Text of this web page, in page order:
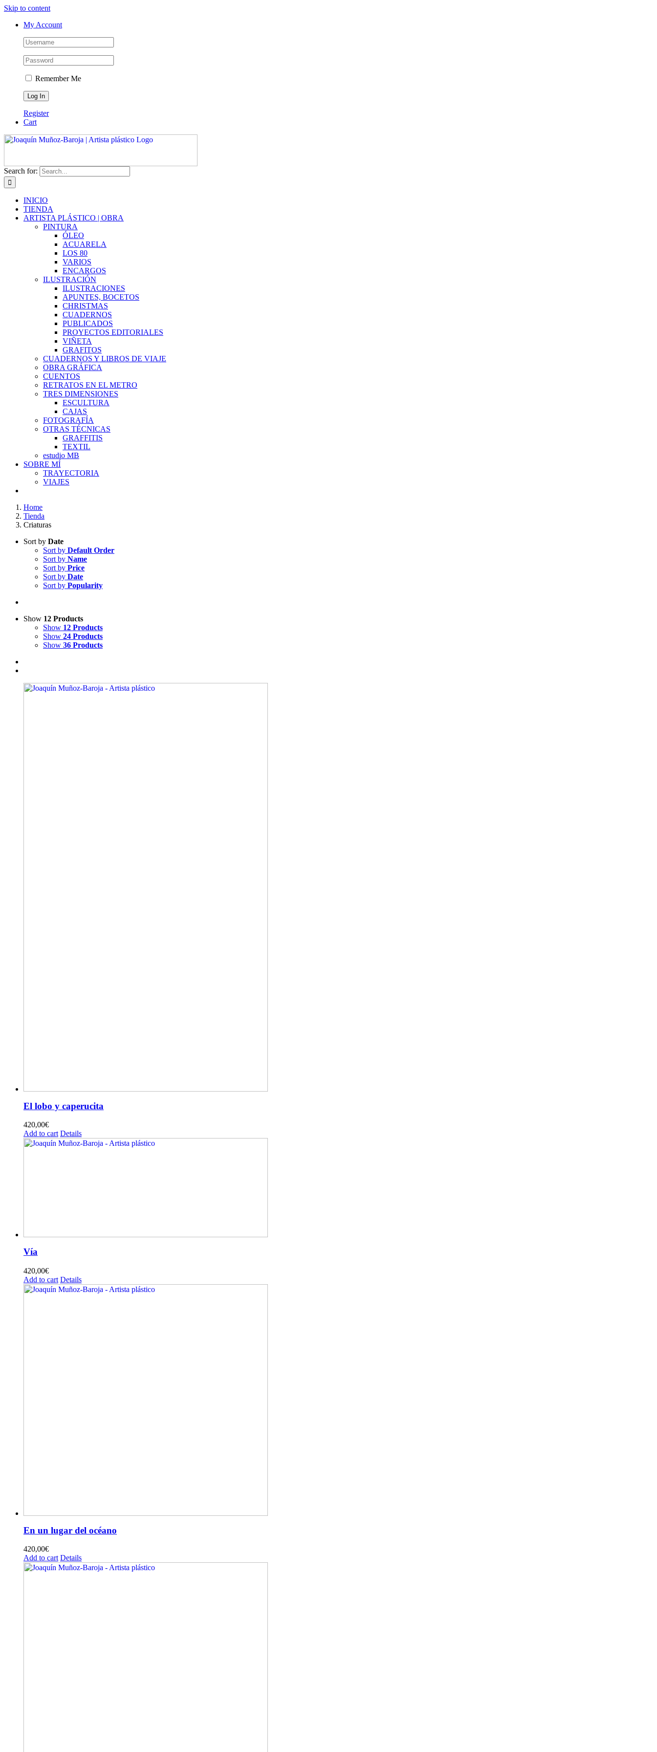
Skip to content
My Account
Remember Me
Register
Cart
Search for:
INICIO
TIENDA
ARTISTA PLÁSTICO | OBRA
PINTURA
ÓLEO
ACUARELA
LOS 80
VARIOS
ENCARGOS
ILUSTRACIÓN
ILUSTRACIONES
APUNTES, BOCETOS
CHRISTMAS
CUADERNOS
PUBLICADOS
PROYECTOS EDITORIALES
VIÑETA
GRAFITOS
CUADERNOS Y LIBROS DE VIAJE
OBRA GRÁFICA
CUENTOS
RETRATOS EN EL METRO
TRES DIMENSIONES
ESCULTURA
CAJAS
FOTOGRAFÍA
OTRAS TÉCNICAS
GRAFFITIS
TEXTIL
estudio MB
SOBRE MÍ
TRAYECTORIA
VIAJES
Home
Tienda
Criaturas
Sort by Date
Sort by Default Order
Sort by Name
Sort by Price
Sort by Date
Sort by Popularity
Show 12 Products
Show 12 Products
Show 24 Products
Show 36 Products
El lobo y caperucita
420,00€
Add to cart Details
Vía
420,00€
Add to cart Details
En un lugar del océano
420,00€
Add to cart Details